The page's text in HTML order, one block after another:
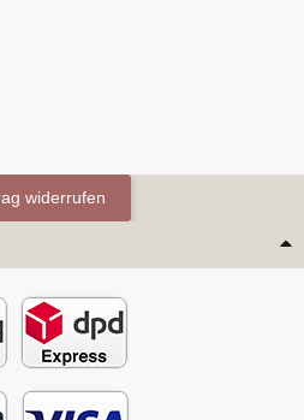
widerrufen